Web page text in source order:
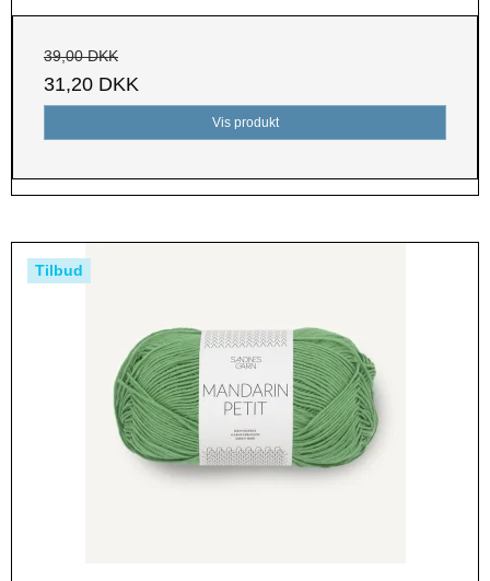
39,00 DKK
31,20 DKK
Vis produkt
Tilbud